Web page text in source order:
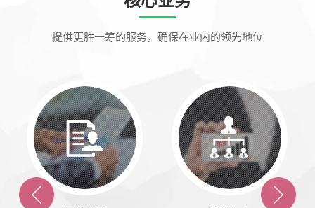
提供更胜一筹的服务，确保在业内的领先地位